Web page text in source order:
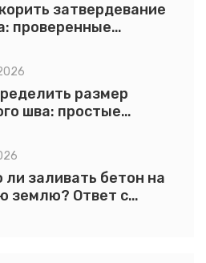
затвердевание
проверенные
размер
шва: простые
заливать бетон на
землю? Ответ с